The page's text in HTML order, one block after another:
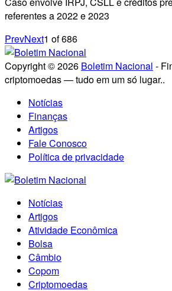
referentes a 2022 e 2023
PrevNext1 of686
Copyright © 2026 Boletim Nacional -
criptomoedas — tudo em um só lugar..
Notícias
Finanças
Artigos
Fale Conosco
Política de privacidade
Notícias
Artigos
Atividade Econômica
Bolsa
Câmbio
Copom
Criptomoedas